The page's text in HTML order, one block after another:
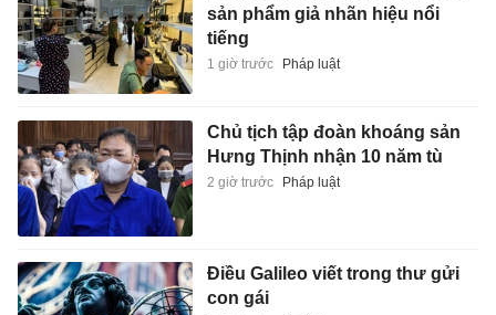
sản phẩm giả nhãn hiệu nổi
tiếng
1 giờ trước Pháp luật
Chủ tịch tập đoàn khoáng sản
Hưng Thịnh nhận 10 năm tù
2 giờ trước Pháp luật
Điều Galileo viết trong thư gửi
con gái